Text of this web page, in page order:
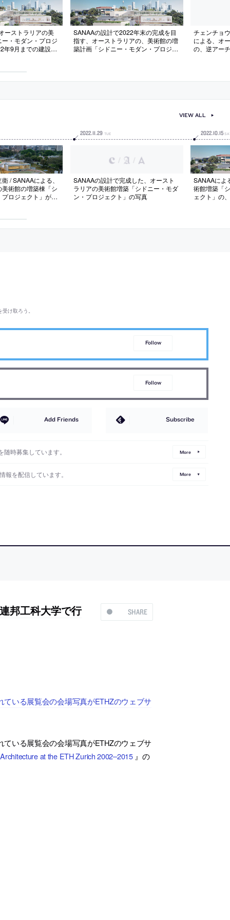
ーストラリアの美
・モダン・プロジ
年9月までの建設現
SANAAの設計で2022年末の完成を目
指す、オーストラリアの、美術館の増
築計画「シドニー・モダン・プロジェ
チェンチョ
による、オ
の、逆アー
/ SANAAによる、
術館の増築棟「シ
プロジェクト」が完
ヴォリュームが傾
成を考案。約
2022.11.29 TUE
SANAAの設計で完成した、オースト
ラリアの美術館増築「シドニー・モダ
ン・プロジェクト」の写真
2022.10.15
SANAAによ
術館増築「
ェクト」の
VIEW ALL
け取ろう。
Follow
Follow
Add Friends Subscribe
時募集しています。 More
報を配信しています。 More
SHARE
邦工科大学で行
いる展覧会の会場写真がETHZのウェブサ
いる展覧会の会場写真がETHZのウェブサ
at the ETH Zurich 2002–2015 』の